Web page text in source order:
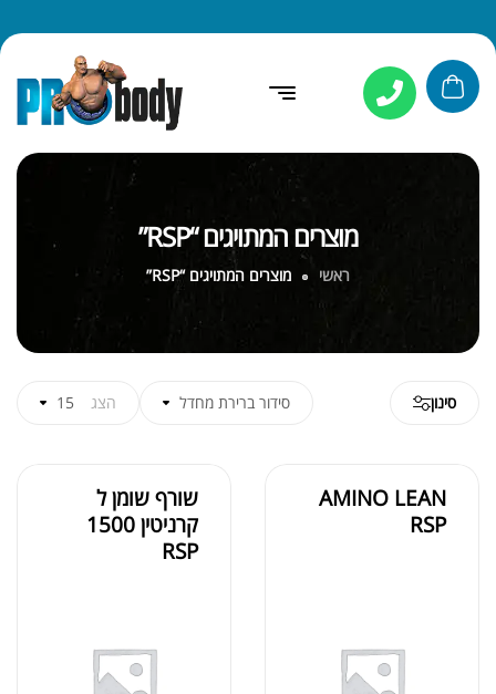
מוצרים המתויגים “RSP”
ראשי מוצרים המתויגים “RSP”
סינון סידור ברירת מחדל הצג 15
AMINO LEAN
RSP
שורף שומן ל
קרניטין 1500
RSP